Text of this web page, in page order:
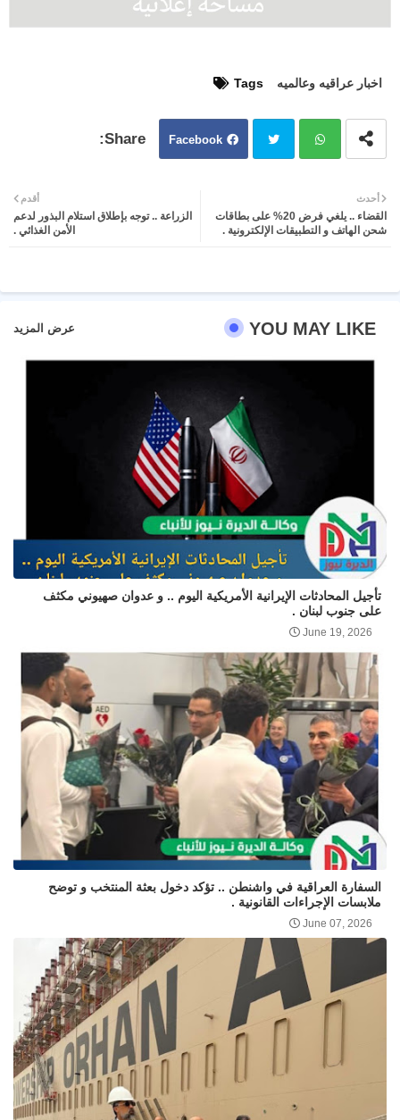
Tags اخبار عراقيه وعالميه
Facebook
ter atsa
أحدث
القضاء .. يلغي فرض 20% على بطاقات
شحن الهاتف و التطبيقات الإلكترونية .
أقدم
الزراعة .. توجه بإطلاق استلام البذور لدعم
الأمن الغذائي .
YOU MAY LIKE عرض المزيد
تأجيل المحادثات الإيرانية الأمريكية اليوم .. و عدوان صهيوني مكثف
على جنوب لبنان .
June 19, 2026
السفارة العراقية في واشنطن .. تؤكد دخول بعثة المنتخب و توضح
ملابسات الإجراءات القانونية .
June 07, 2026